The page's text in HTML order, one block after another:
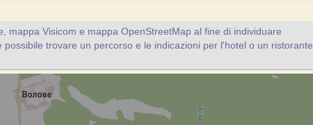
mappa Visicom e mappa OpenStreetMap al fine di individuare
trovare un percorso e le indicazioni per l'hotel o un ristorante